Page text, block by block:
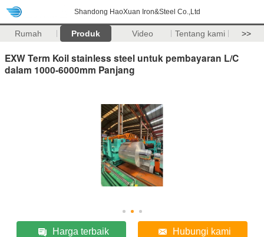
Shandong HaoXuan Iron&Steel Co.,Ltd
Rumah Produk Video Tentang kami >>
EXW Term Koil stainless steel untuk pembayaran L/C
dalam 1000-6000mm Panjang
Harga terbaik Hubungi kami